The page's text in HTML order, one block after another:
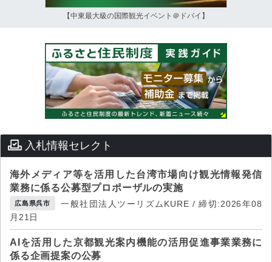
【中東最大級の国際観光イベント＠ドバイ】
入札情報セレクト
海外メディア等を活用した台湾市場向け観光情報発信
業務に係る公募型プロポーザルの実施
広島県呉市
一般社団法人ツーリズムKURE / 締切:2026年08
月21日
AIを活用した京都観光案内機能の活用促進事業業務に
係る企画提案の公募